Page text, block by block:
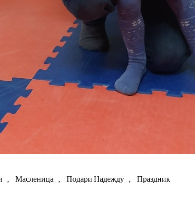
, Масленица , Подари Надежду , Праздник